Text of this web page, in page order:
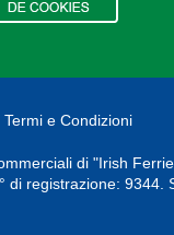
Termi e Condizioni
di "Irish
registrazione: 9344.